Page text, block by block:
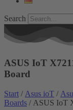
Search
ASUS IoT
Board
Start / Asus ioT /
Boards / ASUS IoT